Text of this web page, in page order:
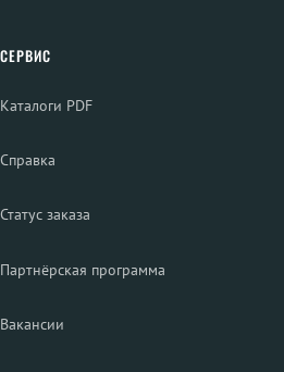
СЕРВИС
Каталоги PDF
Справка
Статус заказа
Партнёрская программа
Вакансии